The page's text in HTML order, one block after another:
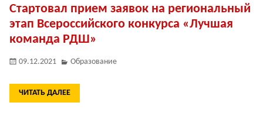
Стартовал прием заявок на региональный
этап Всероссийского конкурса «Лучшая
команда РДШ»
09.12.2021 Образование
ЧИТАТЬ ДАЛЕЕ